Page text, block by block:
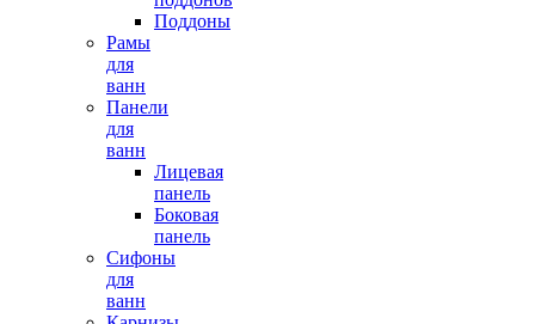
Поддоны
Рамы
для
ванн
Панели
для
ванн
Лицевая
панель
Боковая
панель
Сифоны
для
ванн